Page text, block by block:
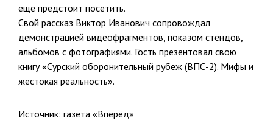
еще предстоит посетить.
Свой рассказ Виктор Иванович сопровождал
демонстрацией видеофрагментов, показом стендов,
альбомов с фотографиями. Гость презентовал свою
книгу «Сурский оборонительный рубеж (ВПС-2). Мифы и
жестокая реальность».
Источник: газета «Вперёд»